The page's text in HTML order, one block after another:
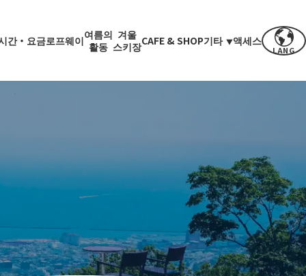
간・요금로프웨이여름의
활동
겨울
스키장CAFE & SHOP기타 액세스
LANG